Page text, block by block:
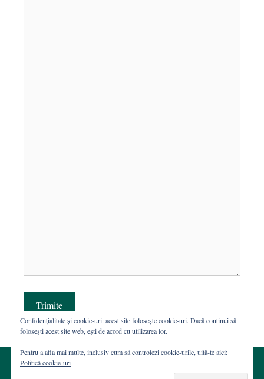
Trimite
Confidențialitate și cookie-uri: acest site folosește cookie-uri. Dacă continui să
folosești acest site web, ești de acord cu utilizarea lor.
Pentru a afla mai multe, inclusiv cum să controlezi cookie-urile, uită-te aici:
Politică cookie-uri